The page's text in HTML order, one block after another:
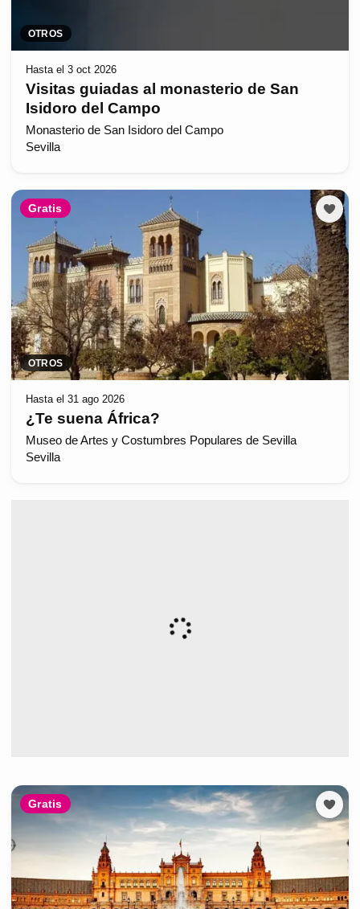
OTROS
Hasta el 3 oct 2026
Visitas guiadas al monasterio de San
Isidoro del Campo
Monasterio de San Isidoro del Campo
Sevilla
Gratis
OTROS
Hasta el 31 ago 2026
¿Te suena África?
Museo de Artes y Costumbres Populares de Sevilla
Sevilla
Gratis